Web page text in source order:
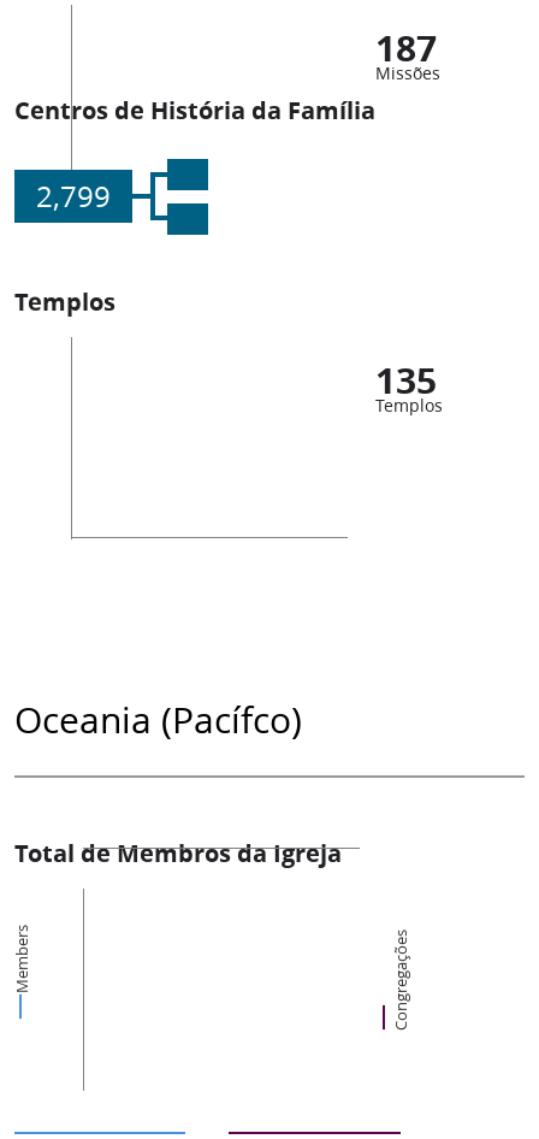
187
Missões
Centros de História da Família
2,799
Templos
135
Templos
Oceania (Pacífco)
Total de Membros da Igreja
Members Congregações